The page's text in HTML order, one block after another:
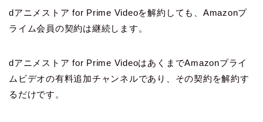
dアニメストア for Prime Videoを解約しても、Amazonプ
ライム会員の契約は継続します。
dアニメストア for Prime VideoはあくまでAmazonプライ
ムビデオの有料追加チャンネルであり、その契約を解約す
るだけです。